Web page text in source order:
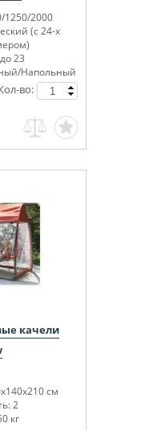
2000
(с 24-х
23
Напольный
во:
качели
см
2
кг